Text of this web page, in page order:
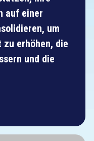
auf einer
um
erhöhen, die
und die